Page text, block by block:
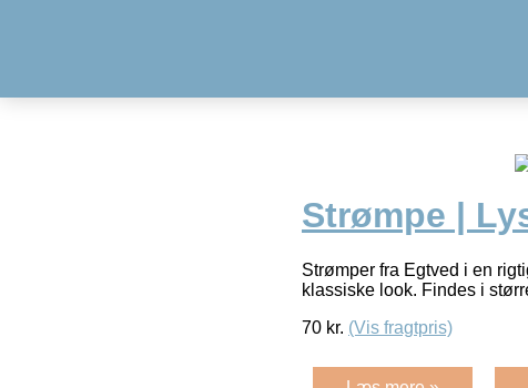
Strømpe |
Strømper fra Egtved i en
klassiske look. Findes i
70 kr. (Vis fragtpris)